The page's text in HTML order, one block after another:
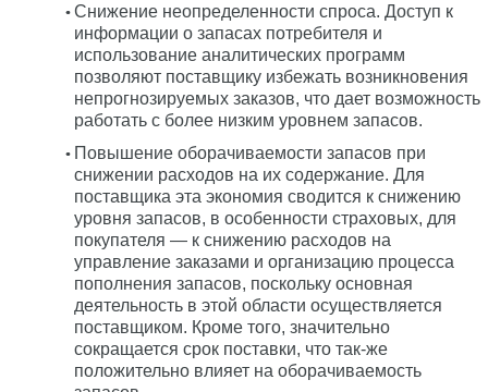
Снижение неопределенности спроса. Доступ к
информации о запасах потребителя и
использование аналитических программ
позволяют поставщику избежать возникновения
непрогнозируемых заказов, что дает возможность
работать с более низким уровнем запасов.
Повышение оборачиваемости запасов при
снижении расходов на их содержание. Для
поставщика эта экономия сводится к снижению
уровня запасов, в особенности страховых, для
покупателя — к снижению расходов на
управление заказами и организацию процесса
пополнения запасов, поскольку основная
деятельность в этой области осуществляется
поставщиком. Кроме того, значительно
сокращается срок поставки, что так-же
положительно влияет на оборачиваемость